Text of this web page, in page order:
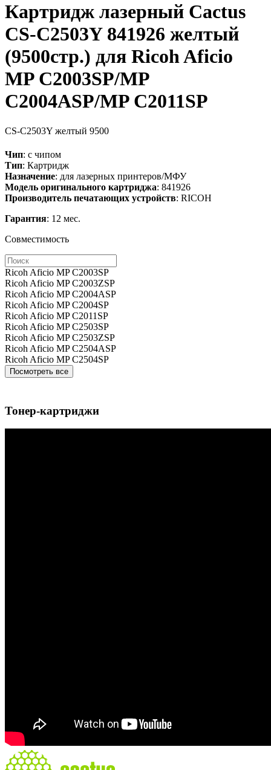
Картридж лазерный Cactus
CS-C2503Y 841926 желтый
(9500стр.) для Ricoh Aficio
MP C2003SP/MP
C2004ASP/MP C2011SP
CS-C2503Y желтый 9500
Чип: с чипом
Тип: Картридж
Назначение: для лазерных принтеров/МФУ
Модель оригинального картриджа: 841926
Производитель печатающих устройств: RICOH
Гарантия: 12 мес.
Совместимость
Ricoh Aficio MP C2003SP
Ricoh Aficio MP C2003ZSP
Ricoh Aficio MP C2004ASP
Ricoh Aficio MP C2004SP
Ricoh Aficio MP C2011SP
Ricoh Aficio MP C2503SP
Ricoh Aficio MP C2503ZSP
Ricoh Aficio MP C2504ASP
Ricoh Aficio MP C2504SP
Посмотреть все
Тонер-картриджи